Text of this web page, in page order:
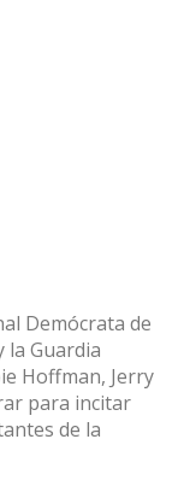
Demócrata de
la Guardia
Hoffman, Jerry
para incitar
de la